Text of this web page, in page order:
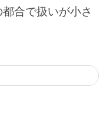
合で扱いが小さ